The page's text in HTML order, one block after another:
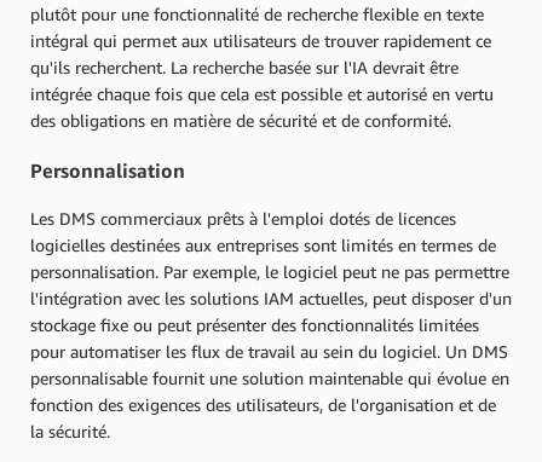
plutôt pour une fonctionnalité de recherche flexible en texte
intégral qui permet aux utilisateurs de trouver rapidement ce
qu'ils recherchent. La recherche basée sur l'IA devrait être
intégrée chaque fois que cela est possible et autorisé en vertu
des obligations en matière de sécurité et de conformité.
Personnalisation
Les DMS commerciaux prêts à l'emploi dotés de licences
logicielles destinées aux entreprises sont limités en termes de
personnalisation. Par exemple, le logiciel peut ne pas permettre
l'intégration avec les solutions IAM actuelles, peut disposer d'un
stockage fixe ou peut présenter des fonctionnalités limitées
pour automatiser les flux de travail au sein du logiciel. Un DMS
personnalisable fournit une solution maintenable qui évolue en
fonction des exigences des utilisateurs, de l'organisation et de
la sécurité.